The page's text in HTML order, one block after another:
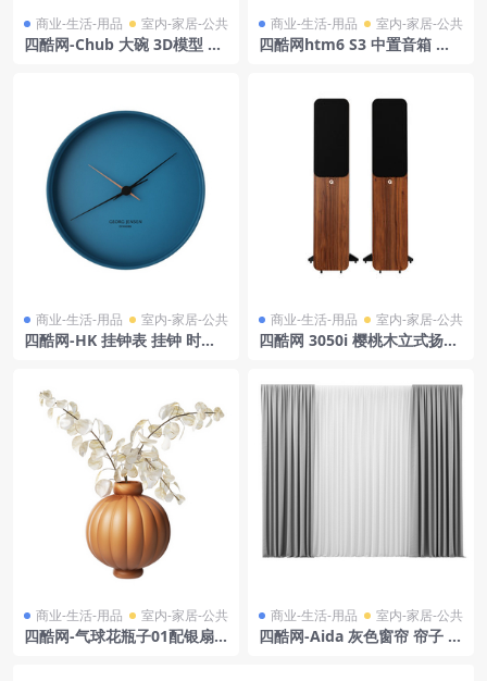
商业-生活-用品 室内-家居-公共
四酷网-Chub 大碗 3D模型 by
商业-生活-用品 室内-家居-公共
四酷网htm6 S3 中置音箱 白
商业-生活-用品 室内-家居-公共
四酷网-HK 挂钟表 挂钟 时钟
商业-生活-用品 室内-家居-公共
四酷网 3050i 樱桃木立式扬声
商业-生活-用品 室内-家居-公共
四酷网-气球花瓶子01配银扇
商业-生活-用品 室内-家居-公共
四酷网-Aida 灰色窗帘 帘子 3